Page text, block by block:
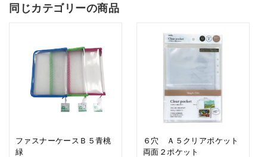
同じカテゴリーの商品
ファスナーケースＢ５青桃
緑
６穴 Ａ５クリアポケット
両面２ポケット